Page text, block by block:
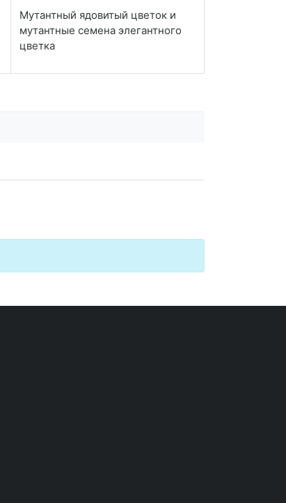
Мутантный ядовитый цветок и
мутантные семена элегантного
цветка